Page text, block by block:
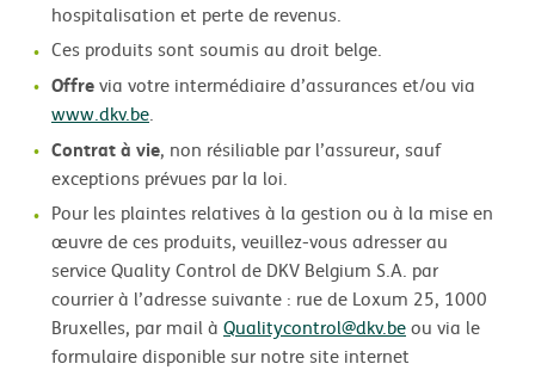
hospitalisation et perte de revenus.
Ces produits sont soumis au droit belge.
Offrevia votre intermédiaire d’assurances et/ou via
www.dkv.be.
Contrat à vie, non résiliable par l’assureur, sauf
exceptions prévues par la loi.
Pour les plaintes relatives à la gestion ou à la mise en
œuvre de ces produits, veuillez-vous adresser au
service Quality Control de DKV Belgium S.A. par
courrier à l’adresse suivante : rue de Loxum 25, 1000
Bruxelles, par mail à Qualitycontrol@dkv.beou via le
formulaire disponible sur notre site internet